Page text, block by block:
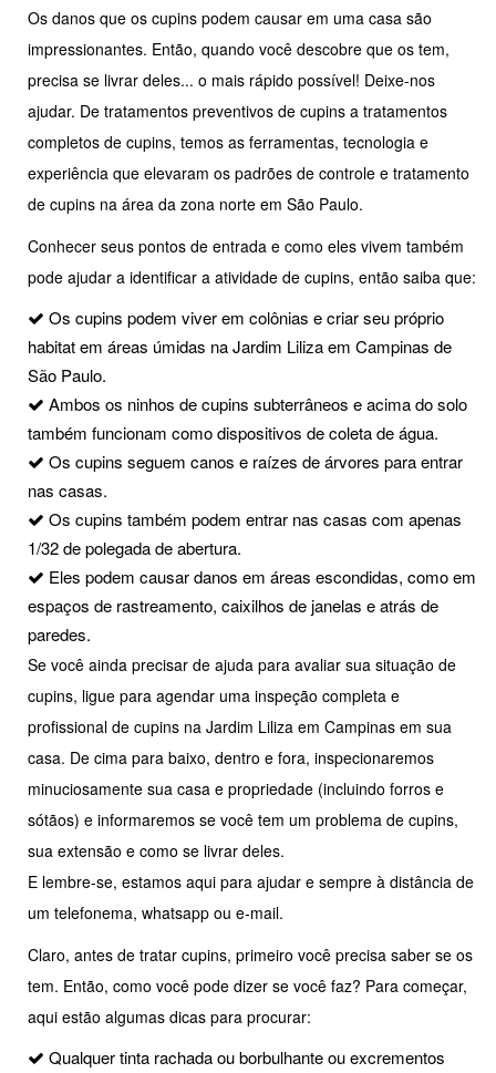
Os danos que os cupins podem causar em uma casa são
impressionantes. Então, quando você descobre que os tem,
precisa se livrar deles... o mais rápido possível! Deixe-nos
ajudar. De tratamentos preventivos de cupins a tratamentos
completos de cupins, temos as ferramentas, tecnologia e
experiência que elevaram os padrões de controle e tratamento
de cupins na área da zona norte em São Paulo.
Conhecer seus pontos de entrada e como eles vivem também
pode ajudar a identificar a atividade de cupins, então saiba que:
Os cupins podem viver em colônias e criar seu próprio
habitat em áreas úmidas na Jardim Liliza em Campinas de
São Paulo.
Ambos os ninhos de cupins subterrâneos e acima do solo
também funcionam como dispositivos de coleta de água.
Os cupins seguem canos e raízes de árvores para entrar
nas casas.
Os cupins também podem entrar nas casas com apenas
1/32 de polegada de abertura.
Eles podem causar danos em áreas escondidas, como em
espaços de rastreamento, caixilhos de janelas e atrás de
paredes.
Se você ainda precisar de ajuda para avaliar sua situação de
cupins, ligue para agendar uma inspeção completa e
profissional de cupins na Jardim Liliza em Campinas em sua
casa. De cima para baixo, dentro e fora, inspecionaremos
minuciosamente sua casa e propriedade (incluindo forros e
sótãos) e informaremos se você tem um problema de cupins,
sua extensão e como se livrar deles.
E lembre-se, estamos aqui para ajudar e sempre à distância de
um telefonema, whatsapp ou e-mail.
Claro, antes de tratar cupins, primeiro você precisa saber se os
tem. Então, como você pode dizer se você faz? Para começar,
aqui estão algumas dicas para procurar:
Qualquer tinta rachada ou borbulhante ou excrementos